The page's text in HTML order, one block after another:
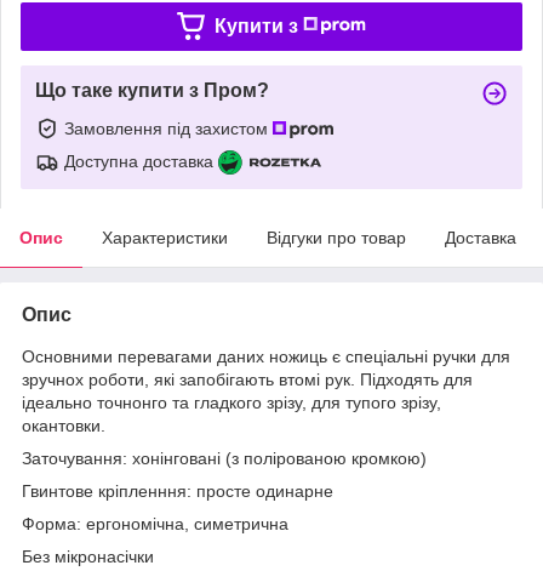
Купити з
Що таке купити з Пром?
Замовлення під захистом
Доступна доставка
Опис Характеристики Відгуки про товар Доставка
Опис
Основними перевагами даних ножиць є спеціальні ручки для
зручнох роботи, які запобігають втомі рук. Підходять для
ідеально точнонго та гладкого зрізу, для тупого зрізу,
окантовки.
Заточування: хонінговані (з полірованою кромкою)
Гвинтове кріпленння: просте одинарне
Форма: ергономічна, симетрична
Без мікронасічки